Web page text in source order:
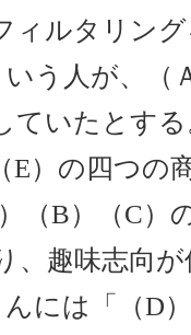
ィルタリン
う人が、（
ていたとす
E）の四つの
（B）（C）
、趣味志向
には「（D